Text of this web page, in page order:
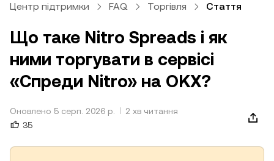
Центр підтримки FAQ Торгівля Стаття
Що таке Nitro Spreads і як
ними торгувати в сервісі
«Спреди Nitro» на OKX?
Оновлено 5 серп. 2026 р.
2 хв читання
35